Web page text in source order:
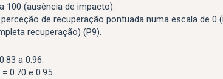
100 (ausência de impacto).
de recuperação pontuada numa escala de 0
recuperação) (P9).
a 0.96.
= 0.70 e 0.95.